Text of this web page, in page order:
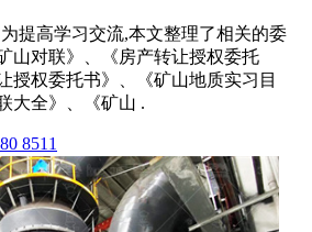
提高学习交流,本文整理了相关的委
山对联》、《房产转让授权委托
授权委托书》、《矿山地质实习目
大全》、《矿山 .
8511